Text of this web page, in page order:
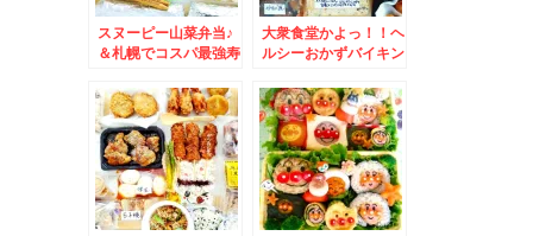
スヌーピー山菜弁当♪
＆札幌でコスパ最強寿
対こちら！「回転寿司
函館漁火」川沿ソシア
店さんの「Cランチ」
「海鮮軍艦」「食後コ
ーヒー」１０００円で
おつりくるって(@￣□
￣@;)！！
大衆食堂かよっ！！ヘ
ルシーおかずバイキン
コロッケ弁当＆「ごま
そば八千代」さんの
「鍋焼きうどん」絶品
えび天入りでも９００
円Σ(ﾟДﾟ)